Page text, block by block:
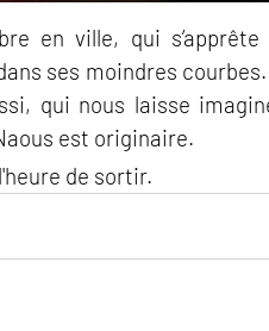
en ville, qui s’apprête
ses moindres
qui nous laisse
est originaire.
de sortir.